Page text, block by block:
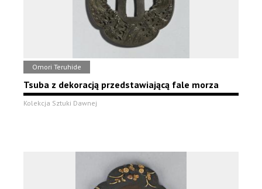
Omori Teruhide
Tsuba z dekoracją przedstawiającą fale morza
Kolekcja Sztuki Dawnej